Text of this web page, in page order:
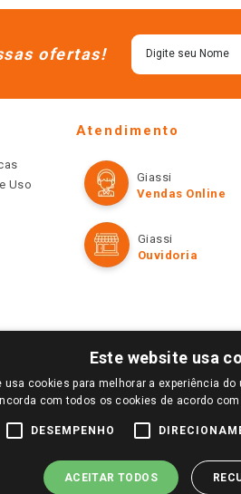
ofertas!
Uso
Atendimento
Giassi
Vendas Online
Giassi
Ouvidoria
E SELECIONE A LOJA DE SUA PREFERÊNCIA.
VÁLIDOS APENAS PARA COMPRAS
DE BUSCAS.
Este website usa
usa cookies para melhorar a experiência
com todos os cookies de acordo
DESEMPENHO
ACEITAR TODOS